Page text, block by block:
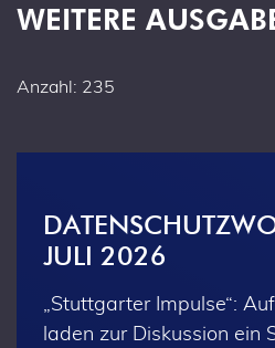
WEITERE
Anzahl: 235
JULI 2026
„Stuttgarter Impulse“:
laden zur Diskussion ein